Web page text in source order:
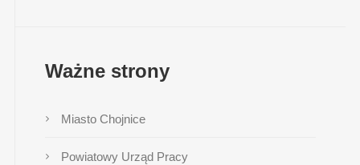
Ważne strony
Miasto Chojnice
Powiatowy Urząd Pracy